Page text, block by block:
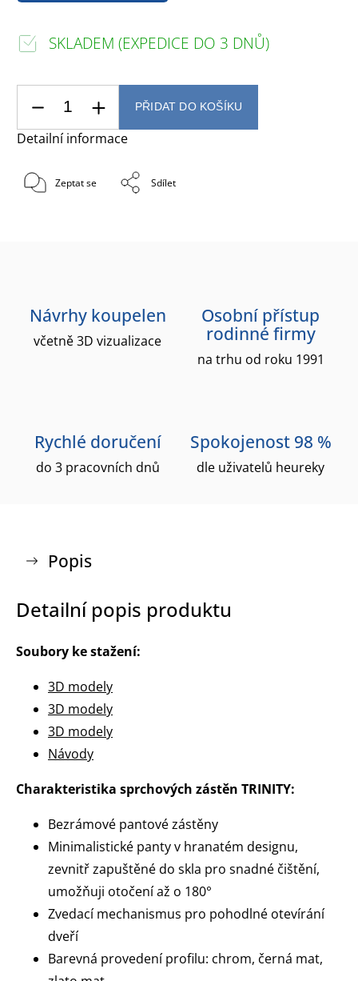
SKLADEM (EXPEDICE DO 3 DNŮ)
PŘIDAT DO KOŠÍKU
Detailní informace
Zeptat se Sdílet
Návrhy koupelen
včetně 3D vizualizace
Osobní přístup
rodinné firmy
na trhu od roku 1991
Rychlé doručení
do 3 pracovních dnů
Spokojenost 98 %
dle uživatelů heureky
Popis
Detailní popis produktu
Soubory ke stažení:
3D modely
3D modely
3D modely
Návody
Charakteristika sprchových zástěn TRINITY:
Bezrámové pantové zástěny
Minimalistické panty v hranatém designu,
zevnitř zapuštěné do skla pro snadné čištění,
umožňuji otočení až o 180°
Zvedací mechanismus pro pohodlné otevírání
dveří
Barevná provedení profilu: chrom, černá mat,